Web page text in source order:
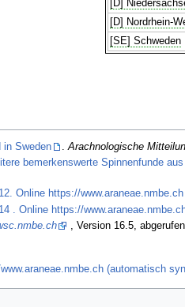
[D]
[D] Nordrhein-
[SE] Schweden
in Sweden Arachnologische
bemerkenswerte Spinnenfunde
Online https://www.araneae.nmbe.ch
. Online https://
, Version 16.5,
(automatisch